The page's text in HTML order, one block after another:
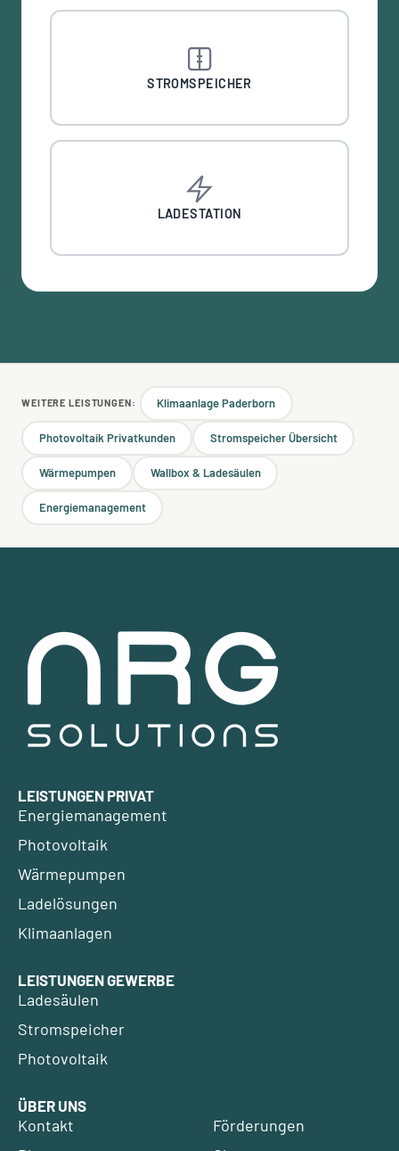
STROMSPEICHER
LADESTATION
WEITERE LEISTUNGEN: Klimaanlage Paderborn
Photovoltaik Privatkunden Stromspeicher Übersicht
Wärmepumpen Wallbox & Ladesäulen
Energiemanagement
LEISTUNGEN PRIVAT
Energiemanagement
Photovoltaik
Wärmepumpen
Ladelösungen
Klimaanlagen
LEISTUNGEN GEWERBE
Ladesäulen
Stromspeicher
Photovoltaik
ÜBER UNS
Kontakt
Förderungen